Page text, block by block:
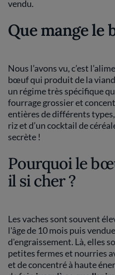
vendu.
Que mange le
Nous l’avons vu, c’est
bœuf qui produit de la
un régime très spécifique
fourrage grossier et
entières de différents
riz et d’un cocktail de
secrète !
Pourquoi le
il si cher ?
Les vaches sont souvent
l'âge de 10 mois puis
d'engraissement. Là, elles
petites fermes et nourries
et de concentré à haute